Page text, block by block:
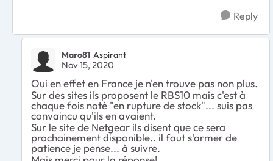
Reply
Maro81 Aspirant
Nov 15, 2020
Oui en effet en France je n'en trouve pas non plus.
Sur des sites ils proposent le RBS10 mais c'est à
chaque fois noté "en rupture de stock"... suis pas
convaincu qu'ils en avaient.
Sur le site de Netgear ils disent que ce sera
prochainement disponible.. il faut s'armer de
patience je pense... à suivre.